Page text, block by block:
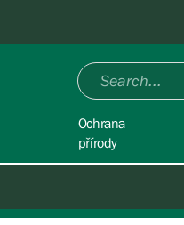
Ochrana
přírody